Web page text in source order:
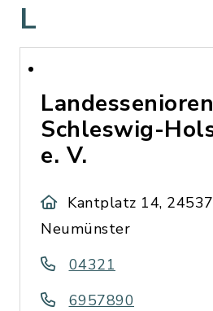
L
Schleswig-
e. V.
Kantplatz 14, 24537
Neumünster
04321
6957890